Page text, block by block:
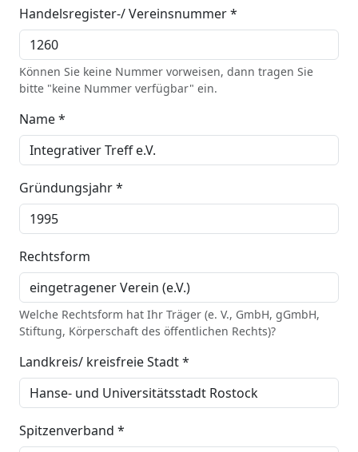
Handelsregister-/ Vereinsnummer *
Können Sie keine Nummer vorweisen, dann tragen Sie
bitte "keine Nummer verfügbar" ein.
Name *
Gründungsjahr *
Rechtsform
Welche Rechtsform hat Ihr Träger (e. V., GmbH, gGmbH,
Stiftung, Körperschaft des öffentlichen Rechts)?
Landkreis/ kreisfreie Stadt *
Spitzenverband *